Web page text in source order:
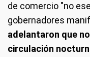
de comercio "no
gobernadores
adelantaron que
circulación